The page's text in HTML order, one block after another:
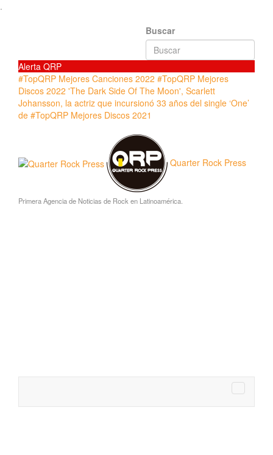
.
Buscar
Alerta QRP
#TopQRP Mejores Canciones 2022 #TopQRP Mejores
Discos 2022 'The Dark Side Of The Moon', Scarlett
Johansson, la actriz que incursionó 33 años del single ‘One’
de #TopQRP Mejores Discos 2021
Quarter Rock Press
Primera Agencia de Noticias de Rock en Latinoamérica.